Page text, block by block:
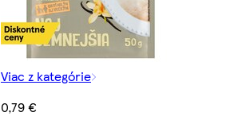
Viac z kategórie
0,79 €